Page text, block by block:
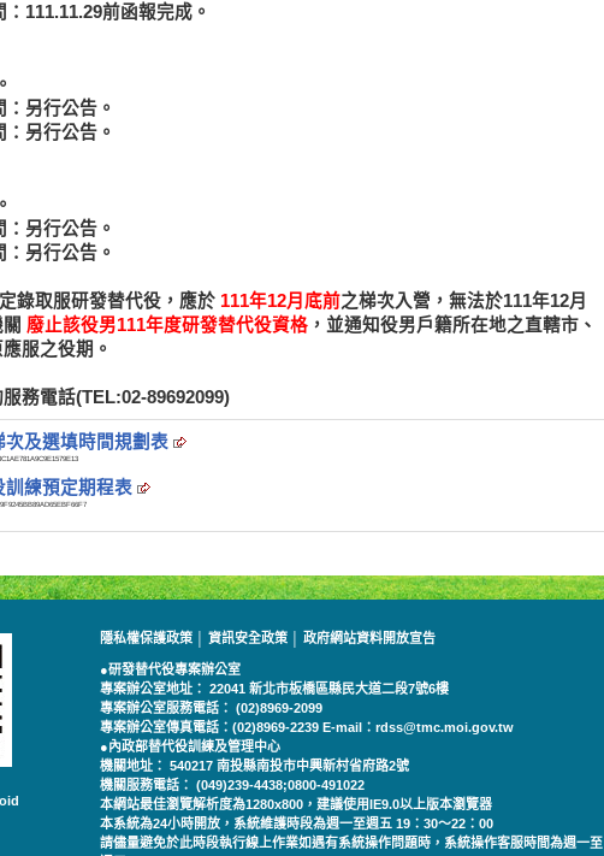
111.11.29前函報完成。
另行公告。
另行公告。
另行公告。
另行公告。
錄取服研發替代役，應於 111年12月底前之梯次入營，無法於111年12月
廢止該役男111年度研發替代役資格 ，並通知役男戶籍所在地之直轄市、
服之役期。
務電話(TEL:02-89692099)
次及選填時間規劃表
訓練預定期程表
隱私權保護政策 資訊安全政策 政府網站資料開放宣告
●研發替代役專案辦公室
專案辦公室地址： 22041 新北市板橋區縣民大道二段7號6樓
專案辦公室服務電話： (02)8969-2099
專案辦公室傳真電話：(02)8969-2239 E-mail：rdss@tmc.moi.gov.tw
●內政部替代役訓練及管理中心
機關地址： 540217 南投縣南投市中興新村省府路2號
機關服務電話： (049)239-4438;0800-491022
本網站最佳瀏覽解析度為1280x800，建議使用IE9.0以上版本瀏覽器
本系統為24小時開放，系統維護時段為週一至週五 19：30～22：00
請儘量避免於此時段執行線上作業如遇有系統操作問題時，系統操作客服時間為週一至